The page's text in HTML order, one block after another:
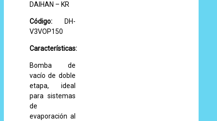
DAIHAN – KR
Código: DH-
V3VOP150
Características:
Bomba de
vacío de doble
etapa, ideal
para sistemas
de
evaporación al